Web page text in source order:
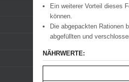
Ein weiterer Vorteil dieses
können.
Die abgepackten Rationen
abgefüllten und
NÄHRWERTE: